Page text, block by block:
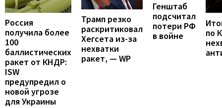
Россия
получила более
100
баллистических
ракет от КНДР:
ISW
предупредил о
новой угрозе
для Украины
Трамп резко
раскритиковал
Хегсета из-за
нехватки
ракет, — WP
Генштаб
подсчитал
потери РФ
в войне
по